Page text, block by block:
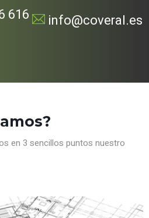
616 info@coveral.es
en 3 sencillos puntos nuestro